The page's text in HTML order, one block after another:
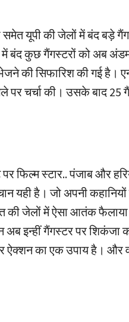
यूपी की जेलों में बंद बड़े
में बंद कुछ गैंगस्टरों को अब
की सिफारिश की गई है।
पर चर्चा की। उसके बाद 25
फिल्म स्टार.. पंजाब और
यही है। जो अपनी
की जेलों में ऐसा आतंक
इन्हीं गैंगस्टर पर शिकंजा
ऐक्शन का एक उपाय है। और